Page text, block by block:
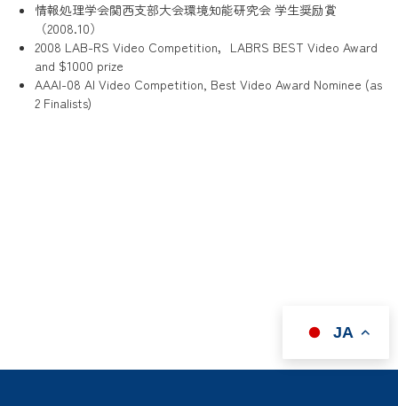
情報処理学会関西支部大会環境知能研究会 学生奨励賞
（2008.10）
2008 LAB-RS Video Competition，LABRS BEST Video Award
and $1000 prize
AAAI-08 AI Video Competition, Best Video Award Nominee (as
2 Finalists)
JA